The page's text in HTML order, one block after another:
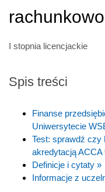
I stopnia licencjackie
Spis treści
Finanse
Uniwersytecie
Test: sprawdź czy
akredytacją ACCA
Definicje i cytaty »
Informacje z